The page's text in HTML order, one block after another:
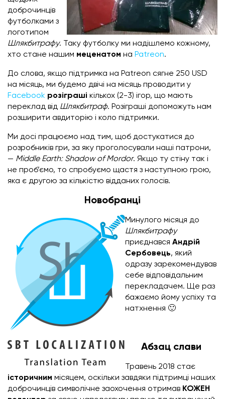
доброчинців
футболками з
логотипом
Шлякбитрафу. Таку футболку ми надішлемо кожному,
хто стане нашим меценатом на Patreon.
До слова, якщо підтримка на Patreon сягне 250 USD
на місяць, ми будемо двічі на місяць проводити у
Facebook розіграші кількох (2-3) ігор, що мають
переклад від Шлякбитраф. Розіграші допоможуть нам
розширити авдиторію і коло підтримки.
Ми досі працюємо над тим, щоб достукатися до
розробників гри, за яку проголосували наші патрони,
— Middle Earth: Shadow of Mordor. Якщо ту стіну так і
не проб’ємо, то спробуємо щастя з наступною грою,
яка є другою за кількістю відданих голосів.
Новобранці
Минулого місяця до
Шлякбитрафу
приєднався Андрій
Сербовець, який
одразу зарекомендував
себе відповідальним
перекладачем. Ще раз
бажаємо йому успіху та
натхнення 🙂
Абзац слави
Травень 2018 стає
історичним місяцем, оскільки завдяки підтримці наших
доброчинців символічне заохочення отримав КОЖЕН